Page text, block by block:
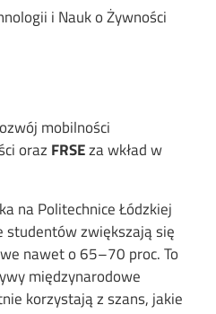
i Nauk o Żywności
mobilności
oraz FRSEza wkład w
na Politechnice Łódzkiej
studentów zwiększają się
nawet o 65–70 proc. To
międzynarodowe
korzystają z szans, jakie